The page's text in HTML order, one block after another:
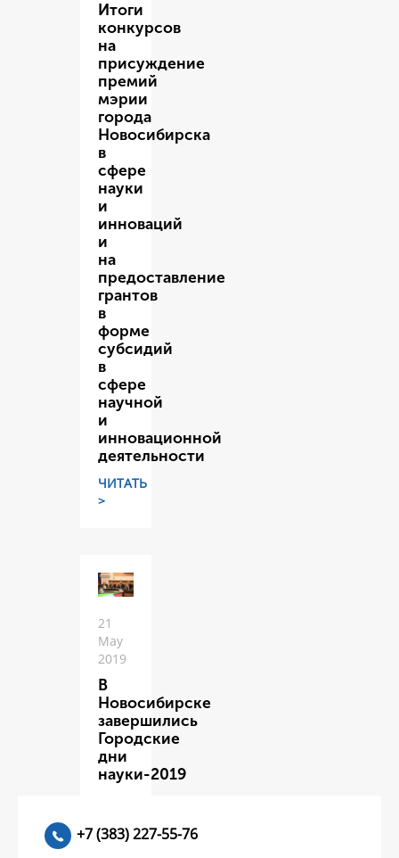
Итоги
конкурсов
на
присуждение
премий
мэрии
города
Новосибирска
в
сфере
науки
и
инноваций
и
на
предоставление
грантов
в
форме
субсидий
в
сфере
научной
и
инновационной
деятельности
ЧИТАТЬ
>
21
May
2019
В
Новосибирске
завершились
Городские
дни
науки-2019
+7 (383) 227-55-76